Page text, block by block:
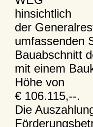
hinsichtlich
der
umfassenden
Bauabschnitt
mit einem
Höhe von
€ 106.115,--.
Die